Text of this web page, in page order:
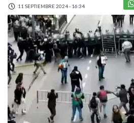
11 SEPTIEMBRE 2024 - 16:34